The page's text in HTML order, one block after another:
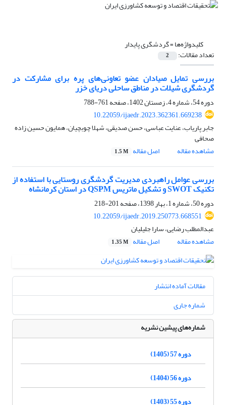
کلیدواژه‌ها =گردشگری پایدار
تعداد مقالات: 2
بررسی تمایل صیادان عضو تعاونی‌‌های پره برای مشارکت در
گردشگری شیلات در مناطق ساحلی دریای خزر
دوره 54، شماره 4، زمستان 1402، صفحه
761-788
10.22059/ijaedr.2023.362361.669238
جابر پاریاب، عنایت عباسی، حسن صدیقی، شهلا چوبچیان، همایون حسین زاده
صحافی
مشاهده مقاله
اصل مقاله 1.5 M
بررسی عوامل راهبردی مدیریت گردشگری روستایی با استفاده از
تکنیک SWOT و تشکیل ماتریس QSPM در استان کرمانشاه
دوره 50، شماره 1، بهار 1398، صفحه
201-218
10.22059/ijaedr.2019.250773.668551
عبدالمطلب رضایی، سارا جلیلیان
مشاهده مقاله
اصل مقاله 1.35 M
مقالات آماده انتشار
شماره جاری
شماره‌های پیشین نشریه
دوره 57 (1405)
دوره 56 (1404)
دوره 55 (1403)